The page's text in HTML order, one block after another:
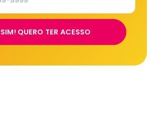
SIM! QUERO TER ACESSO